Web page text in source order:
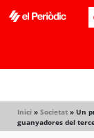
Inici » Societat » Un
guanyadores del